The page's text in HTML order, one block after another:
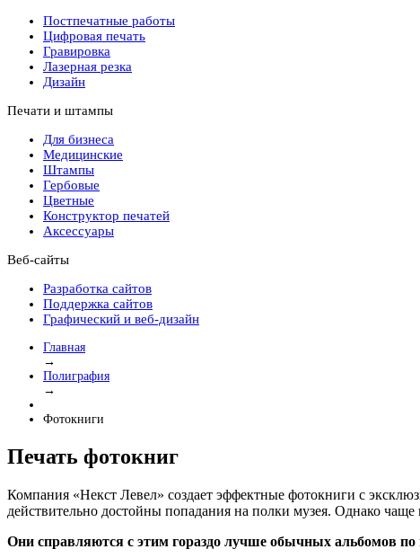
Постпечатные работы
Цифровая печать
Гравировка
Лазерная резка
Дизайн
Печати и штампы
Для бизнеса
Медицинские
Штампы
Гербовые
Цветные
Конструктор печатей
Аксессуары
Веб-сайты
Разработка сайтов
Поддержка сайтов
Графический и веб-дизайн
Главная
→
Полиграфия
→
Фотокниги
Печать фотокниг
Компания «Некст Левел» создает эффектные фотокниги с
действительно достойны попадания на полки музея. Однако
Они справляются с этим гораздо лучше обычных альбомов